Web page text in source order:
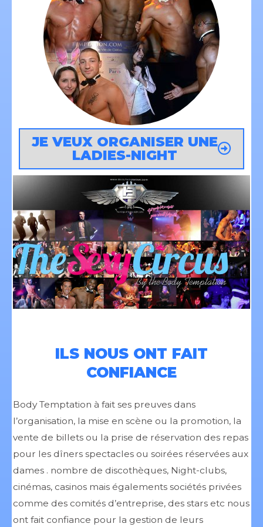
JE VEUX ORGANISER UNE
LADIES-NIGHT
ILS NOUS ONT FAIT
CONFIANCE
Body Temptation à fait ses preuves dans
l’organisation, la mise en scène ou la promotion, la
vente de billets ou la prise de réservation des repas
pour les dîners spectacles ou soirées réservées aux
dames . nombre de discothèques, Night-clubs,
cinémas, casinos mais égalements sociétés privées
comme des comités d’entreprise, des stars etc nous
ont fait confiance pour la gestion de leurs